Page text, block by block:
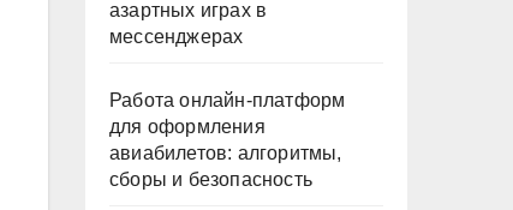
азартных играх в
мессенджерах
Работа онлайн‑платформ
для оформления
авиабилетов: алгоритмы,
сборы и безопасность